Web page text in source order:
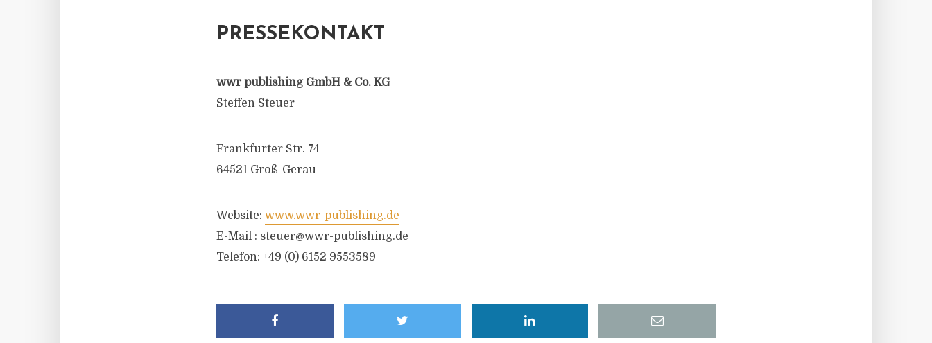
PRESSEKONTAKT
wwr publishing GmbH & Co. KG
Steffen Steuer
Frankfurter Str. 74
64521 Groß-Gerau
Website: www.wwr-publishing.de
E-Mail : steuer@wwr-publishing.de
Telefon: +49 (0) 6152 9553589